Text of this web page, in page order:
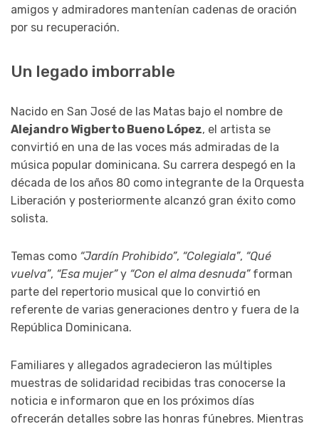
amigos y admiradores mantenían cadenas de oración
por su recuperación.
Un legado imborrable
Nacido en San José de las Matas bajo el nombre de
Alejandro Wigberto Bueno López, el artista se
convirtió en una de las voces más admiradas de la
música popular dominicana. Su carrera despegó en la
década de los años 80 como integrante de la Orquesta
Liberación y posteriormente alcanzó gran éxito como
solista.
Temas como “Jardín Prohibido”, “Colegiala”, “Qué
vuelva”, “Esa mujer”y “Con el alma desnuda”forman
parte del repertorio musical que lo convirtió en
referente de varias generaciones dentro y fuera de la
República Dominicana.
Familiares y allegados agradecieron las múltiples
muestras de solidaridad recibidas tras conocerse la
noticia e informaron que en los próximos días
ofrecerán detalles sobre las honras fúnebres. Mientras